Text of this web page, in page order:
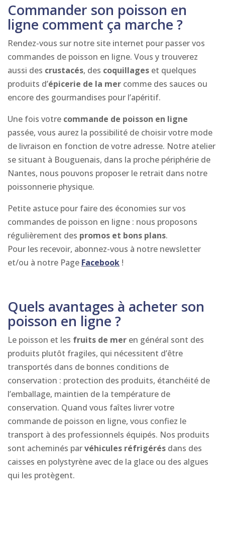
Commander son poisson en
ligne comment ça marche ?
Rendez-vous sur notre site internet pour passer vos
commandes de poisson en ligne. Vous y trouverez
aussi des crustacés, des coquillages et quelques
produits d’épicerie de la mer comme des sauces ou
encore des gourmandises pour l’apéritif.
Une fois votre commande de poisson en ligne
passée, vous aurez la possibilité de choisir votre mode
de livraison en fonction de votre adresse. Notre atelier
se situant à Bouguenais, dans la proche périphérie de
Nantes, nous pouvons proposer le retrait dans notre
poissonnerie physique.
Petite astuce pour faire des économies sur vos
commandes de poisson en ligne : nous proposons
régulièrement des promos et bons plans.
Pour les recevoir, abonnez-vous à notre newsletter
et/ou à notre Page Facebook !
Quels avantages à acheter son
poisson en ligne ?
Le poisson et les fruits de mer en général sont des
produits plutôt fragiles, qui nécessitent d’être
transportés dans de bonnes conditions de
conservation : protection des produits, étanchéité de
l’emballage, maintien de la température de
conservation. Quand vous faîtes livrer votre
commande de poisson en ligne, vous confiez le
transport à des professionnels équipés. Nos produits
sont acheminés parvéhicules réfrigérés dans des
caisses en polystyrène avec de la glace ou des algues
qui les protègent.